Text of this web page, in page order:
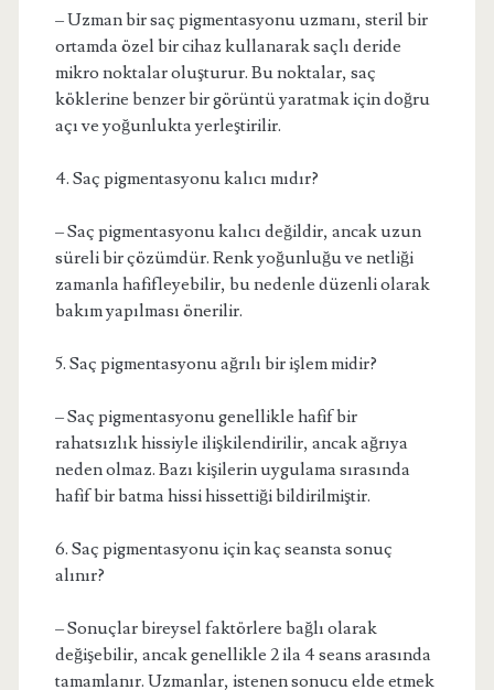
– Uzman bir saç pigmentasyonu uzmanı, steril bir
ortamda özel bir cihaz kullanarak saçlı deride
mikro noktalar oluşturur. Bu noktalar, saç
köklerine benzer bir görüntü yaratmak için doğru
açı ve yoğunlukta yerleştirilir.
4. Saç pigmentasyonu kalıcı mıdır?
– Saç pigmentasyonu kalıcı değildir, ancak uzun
süreli bir çözümdür. Renk yoğunluğu ve netliği
zamanla hafifleyebilir, bu nedenle düzenli olarak
bakım yapılması önerilir.
5. Saç pigmentasyonu ağrılı bir işlem midir?
– Saç pigmentasyonu genellikle hafif bir
rahatsızlık hissiyle ilişkilendirilir, ancak ağrıya
neden olmaz. Bazı kişilerin uygulama sırasında
hafif bir batma hissi hissettiği bildirilmiştir.
6. Saç pigmentasyonu için kaç seansta sonuç
alınır?
– Sonuçlar bireysel faktörlere bağlı olarak
değişebilir, ancak genellikle 2 ila 4 seans arasında
tamamlanır. Uzmanlar, istenen sonucu elde etmek